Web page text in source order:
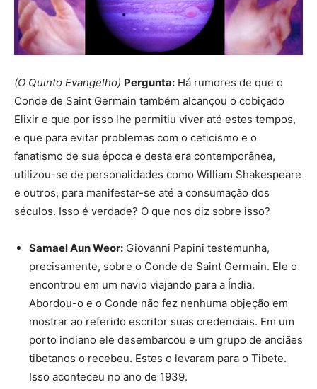
(O Quinto Evangelho) Pergunta: Há rumores de que o
Conde de Saint Germain também alcançou o cobiçado
Elixir e que por isso lhe permitiu viver até estes tempos,
e que para evitar problemas com o ceticismo e o
fanatismo de sua época e desta era contemporânea,
utilizou-se de personalidades como William Shakespeare
e outros, para manifestar-se até a consumação dos
séculos. Isso é verdade? O que nos diz sobre isso?
Samael Aun Weor: Giovanni Papini testemunha,
precisamente, sobre o Conde de Saint Germain. Ele o
encontrou em um navio viajando para a Índia.
Abordou-o e o Conde não fez nenhuma objeção em
mostrar ao referido escritor suas credenciais. Em um
porto indiano ele desembarcou e um grupo de anciães
tibetanos o recebeu. Estes o levaram para o Tibete.
Isso aconteceu no ano de 1939.